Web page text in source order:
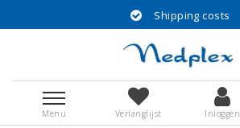
Shipping costs
Menu Verlanglijst Inloggen